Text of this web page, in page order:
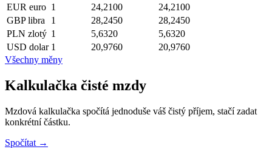
EUR euro 1 24,2100
24,2100
GBP libra 1 28,2450
28,2450
PLN zlotý 1 5,6320
5,6320
USD dolar 1 20,9760
20,9760
Všechny měny
Kalkulačka čisté mzdy
Mzdová kalkulačka spočítá jednoduše váš čistý příjem, stačí zadat
konkrétní částku.
Spočítat →